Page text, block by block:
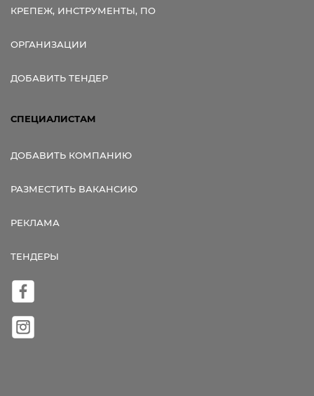
КРЕПЕЖ, ИНСТРУМЕНТЫ, ПО
ОРГАНИЗАЦИИ
ДОБАВИТЬ ТЕНДЕР
СПЕЦИАЛИСТАМ
ДОБАВИТЬ КОМПАНИЮ
РАЗМЕСТИТЬ ВАКАНСИЮ
РЕКЛАМА
ТЕНДЕРЫ